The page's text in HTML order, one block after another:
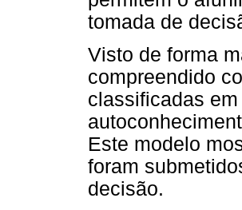
tomada de
Visto de forma
compreendido
classificadas
Este modelo
foram
decisão.